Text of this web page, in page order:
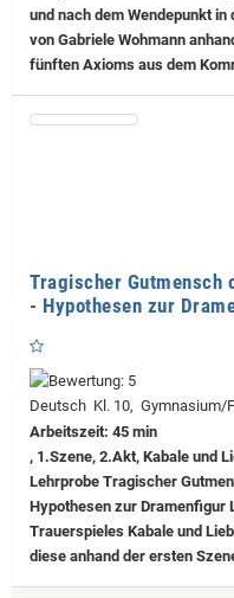
und nach dem Wendepunkt
von Gabriele Wohmann
fünften Axioms aus dem
Tragischer Gutmensch
- Hypothesen zur
Deutsch Kl. 10, Gymnasium/
Arbeitszeit: 45 min
, 1.Szene, 2.Akt, Kabale und
Lehrprobe Tragischer
Hypothesen zur Dramenfigur
Trauerspieles Kabale und
diese anhand der ersten